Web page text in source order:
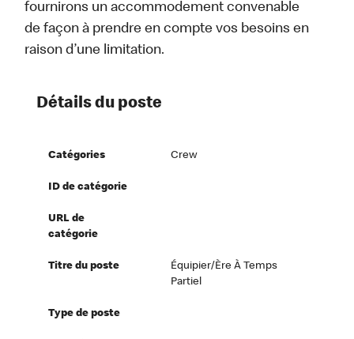
fournirons un accommodement convenable
de façon à prendre en compte vos besoins en
raison d’une limitation.
Détails du poste
Catégories Crew
ID de catégorie
URL de
catégorie
Titre du poste
Équipier/ère À Temps
Partiel
Type de poste